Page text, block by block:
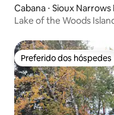
Cabana ⋅ Sioux
Lake of the Woods
Preferido dos hóspedes
Preferido dos hóspedes